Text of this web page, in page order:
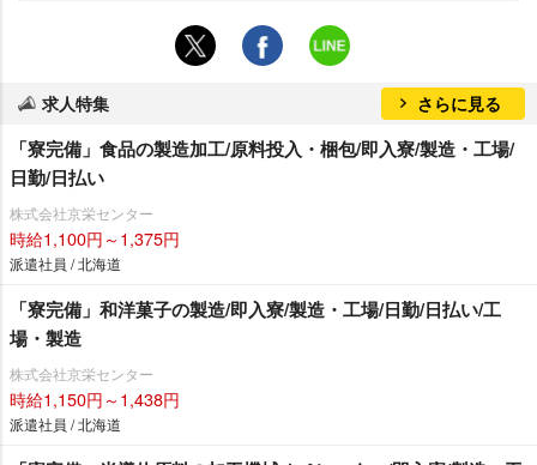
求人特集 さらに見る
「寮完備」食品の製造加工/原料投入・梱包/即入寮/製造・工場/
日勤/日払い
株式会社京栄センター
時給1,100円～1,375円
派遣社員 / 北海道
「寮完備」和洋菓子の製造/即入寮/製造・工場/日勤/日払い/工
場・製造
株式会社京栄センター
時給1,150円～1,438円
派遣社員 / 北海道